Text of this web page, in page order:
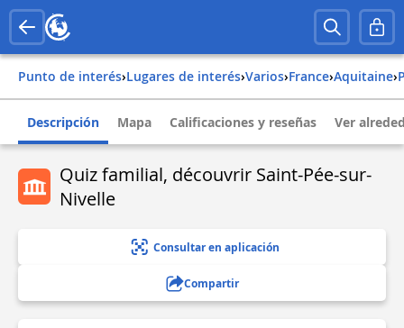
Punto de interés› Lugares de interés› Varios› france› aquitaine›
Descripción Mapa Calificaciones y reseñas Ver
Quiz familial, découvrir Saint-Pée-sur-
Nivelle
Consultar en aplicación
Compartir